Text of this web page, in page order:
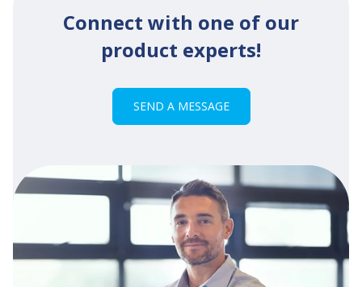
Connect with one of our
product experts!
SEND A MESSAGE